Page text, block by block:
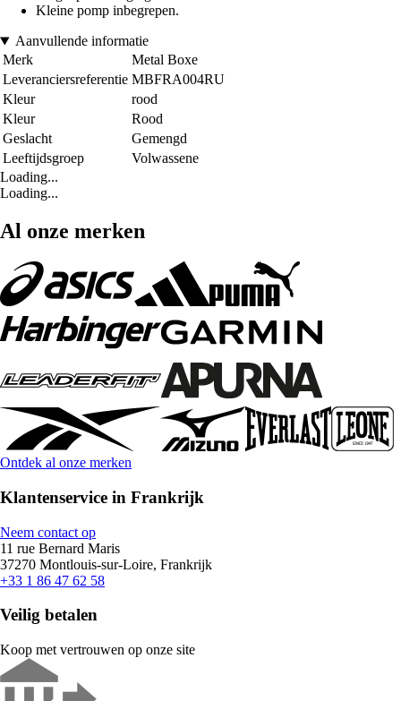
Kleine pomp inbegrepen.
Aanvullende informatie
Merk
Metal Boxe
Leveranciersreferentie MBFRA004RU
Kleur
rood
Kleur
Rood
Geslacht
Gemengd
Leeftijdsgroep
Volwassene
Loading...
Loading...
Al onze merken
Ontdek al onze merken
Klantenservice in Frankrijk
Neem contact op
11 rue Bernard Maris
37270 Montlouis-sur-Loire, Frankrijk
+33 1 86 47 62 58
Veilig betalen
Koop met vertrouwen op onze site